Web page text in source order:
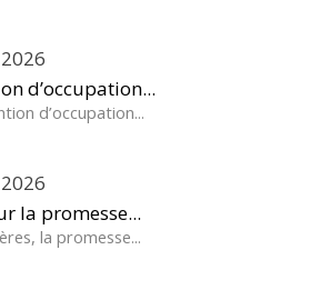
d’occupation...
d’occupation...
la promesse...
la promesse...